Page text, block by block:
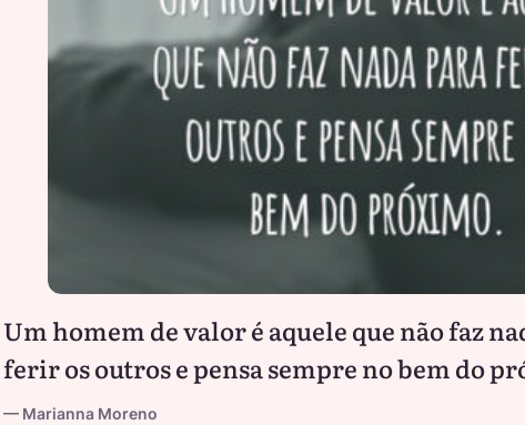
Um homem de valor é aquele que não faz
ferir os outros e pensa sempre no bem do
Marianna Moreno